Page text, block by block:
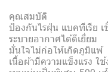
คุณสมบัติ
ป้องกันไรฝุ่น แบคทีเรีย เ
ระบายอากาศได้ดีเยี่ยม
มั่นใจไม่ก่อให้เกิดภูมิแพ้
เนื้อผ้ามีความแข็งแรง ใ